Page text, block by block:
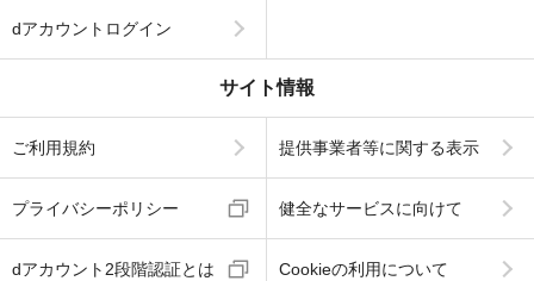
dアカウントログイン
サイト情報
ご利用規約 提供事業者等に関する表示
プライバシーポリシー 健全なサービスに向けて
dアカウント2段階認証とは Cookieの利用について